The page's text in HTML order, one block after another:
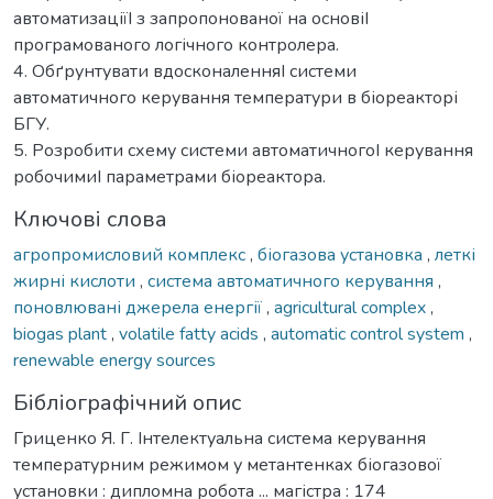
автоматизаціїI з запропонованої на основіI
програмованого логічного контролера.
4. Обґрунтувати вдосконаленняI системи
автоматичного керування температури в біореакторі
БГУ.
5. Розробити схему системи автоматичногоI керування
робочимиI параметрами біореактора.
Ключові слова
агропромисловий комплекс, біогазова установка , леткі
жирні кислоти , система автоматичного керування ,
поновлювані джерела енергії, agricultural complex,
biogas plant, volatile fatty acids , automatic control system ,
renewable energy sources
Бібліографічний опис
Гриценко Я. Г. Інтелектуальна система керування
температурним режимом у метантенках біогазової
установки : дипломна робота ... магістра : 174